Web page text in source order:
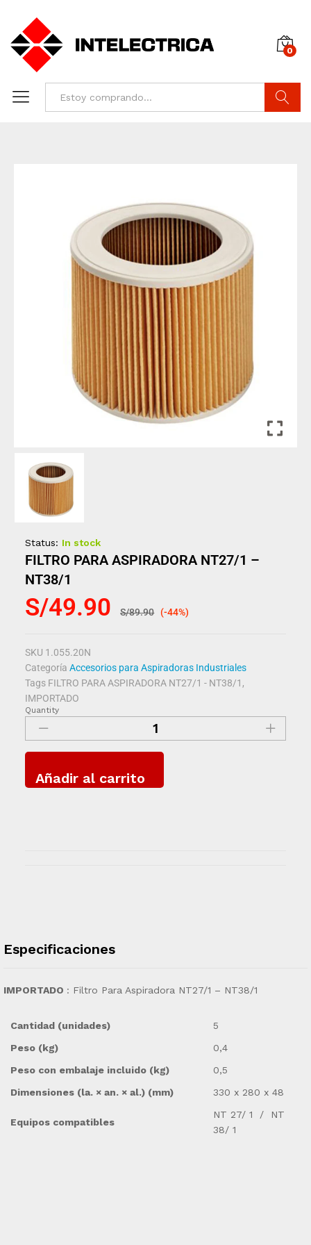
0
Status: In stock
FILTRO PARA ASPIRADORA NT27/1 –
NT38/1
S/49.90 S/89.90 (-44%)
SKU 1.055.20N
Categoría Accesorios para Aspiradoras Industriales
Tags FILTRO PARA ASPIRADORA NT27/1 - NT38/1 ,
IMPORTADO
Quantity
Añadir al carrito
Especificaciones
IMPORTADO : Filtro Para Aspiradora NT27/1 – NT38/1
Cantidad (unidades)
5
Peso (kg)
0,4
Peso con embalaje incluido (kg)
0,5
Dimensiones (la. × an. × al.) (mm)
330 x 280 x 48
Equipos compatibles
NT 27/ 1 / NT
38/ 1